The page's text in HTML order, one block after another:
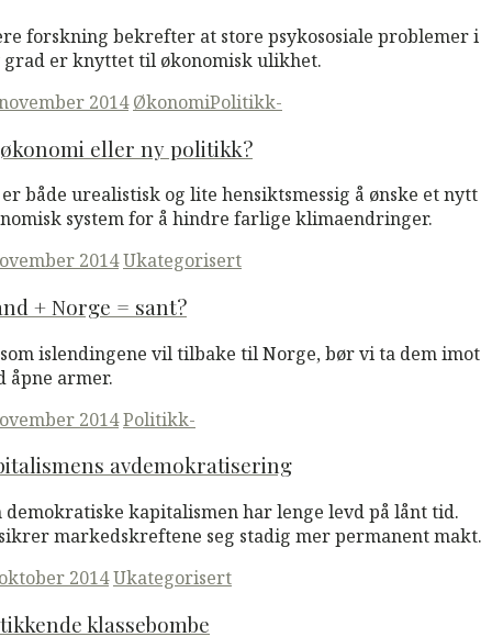
forskning bekrefter at store psykososiale problemer i
grad er knyttet til økonomisk ulikhet.
2014 ØkonomiPolitikk-
eller ny politikk?
både urealistisk og lite hensiktsmessig å ønske et nytt
system for å hindre farlige klimaendringer.
2014Ukategorisert
+ Norge = sant?
islendingene vil tilbake til Norge, bør vi ta dem imot
åpne armer.
2014Politikk-
avdemokratisering
demokratiske kapitalismen har lenge levd på lånt tid.
markedskreftene seg stadig mer permanent makt.
2014Ukategorisert
klassebombe